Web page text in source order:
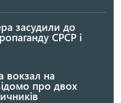
засудили до
СРСР і
вокзал на
про двох